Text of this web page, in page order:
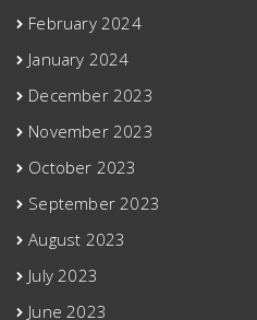
February 2024
January 2024
December 2023
November 2023
October 2023
September 2023
August 2023
July 2023
June 2023